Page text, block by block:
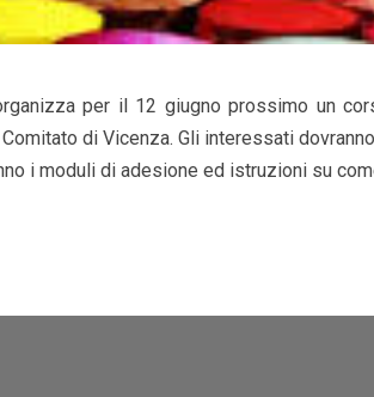
per il 12 giugno prossimo un
di Vicenza. Gli interessati
i moduli di adesione ed istruzioni su